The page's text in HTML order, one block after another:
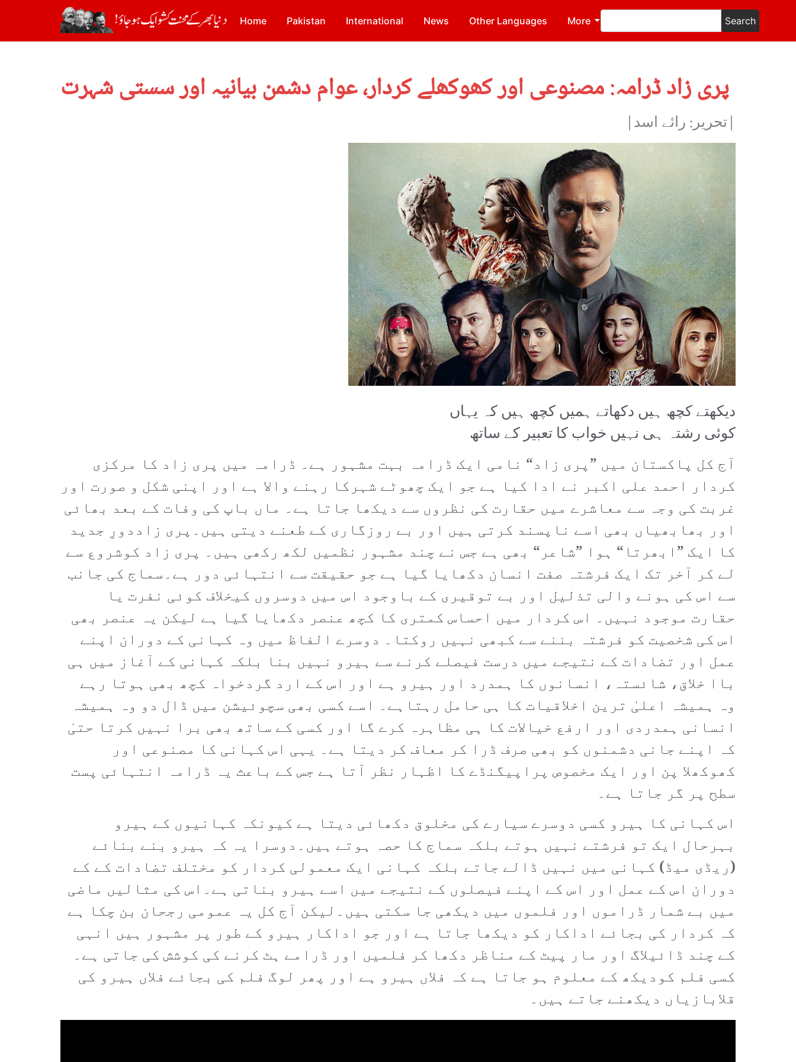
Home Pakistan International News Other Languages More Search
پری زاد ڈرامہ: مصنوعی اور کھوکھلے کردار، عوام دشمن بیانیہ اور سستی شہرت
|تحریر: رائے اسد|
دیکھتے کچھ ہیں دکھاتے ہمیں کچھ ہیں کہ یہاں
کوئی رشتہ ہی نہیں خواب کا تعبیر کے ساتھ
آج کل پاکستان میں ”پری زاد“ نامی ایک ڈرامہ بہت مشہور ہے۔ ڈرامہ میں پری زاد کا مرکزی
کردار احمد علی اکبر نے ادا کیا ہے جو ایک چھوٹے شہرکا رہنے والا ہے اور اپنی شکل و صورت اور
غربت کی وجہ سے معاشرے میں حقارت کی نظروں سے دیکھا جاتا ہے۔ ماں باپ کی وفات کے بعد بھائی
اور بھابھیاں بھی اسے ناپسند کرتی ہیں اور بے روزگاری کے طعنے دیتی ہیں۔پری زاددورِ جدید
کا ایک ”ابھرتا“ ہوا ”شاعر“ بھی ہے جس نے چند مشہور نظمیں لکھ رکھی ہیں۔ پری زاد کوشروع سے
لے کر آخر تک ایک فرشتہ صفت انسان دکھایا گیا ہے جو حقیقت سے انتہائی دور ہے۔سماج کی جانب
سے اس کی ہونے والی تذلیل اور بے توقیری کے باوجود اس میں دوسروں کیخلاف کوئی نفرت یا
حقارت موجود نہیں۔ اس کردار میں احساس کمتری کا کچھ عنصر دکھایا گیا ہے لیکن یہ عنصر بھی
اس کی شخصیت کو فرشتہ بننے سے کبھی نہیں روکتا۔ دوسرے الفاظ میں وہ کہانی کے دوران اپنے
عمل اور تضادات کے نتیجے میں درست فیصلے کرنے سے ہیرو نہیں بنا بلکہ کہانی کے آغاز میں ہی
باا خلاق، شائستہ، انسانوں کا ہمدرد اور ہیرو ہے اور اس کے ارد گردخواہ کچھ بھی ہوتا رہے
وہ ہمیشہ اعلیٰ ترین اخلاقیات کا ہی حامل رہتاہے۔ اسے کسی بھی سچوئیشن میں ڈال دو وہ ہمیشہ
انسانی ہمدردی اور ارفع خیالات کا ہی مظاہرہ کرے گا اور کسی کے ساتھ بھی برا نہیں کرتا حتیٰ
کہ اپنے جانی دشمنوں کو بھی صرف ڈرا کر معاف کر دیتا ہے۔ یہی اس کہانی کا مصنوعی اور
کھوکھلا پن اور ایک مخصوص پراپیگنڈے کا اظہار نظر آتا ہے جس کے باعث یہ ڈرامہ انتہائی پست
سطح پر گر جاتا ہے۔
اس کہانی کا ہیرو کسی دوسرے سیارے کی مخلوق دکھائی دیتا ہے کیونکہ کہانیوں کے ہیرو
بہرحال ایک تو فرشتے نہیں ہوتے بلکہ سماج کا حصہ ہوتے ہیں۔دوسرا یہ کہ ہیرو بنے بنائے
(ریڈی میڈ) کہانی میں نہیں ڈالے جاتے بلکہ کہانی ایک معمولی کردار کو مختلف تضادات کے کے
دوران اس کے عمل اور اس کے اپنے فیصلوں کے نتیجے میں اسے ہیرو بناتی ہے۔اس کی مثالیں ماضی
میں بے شمار ڈراموں اور فلموں میں دیکھی جا سکتی ہیں۔لیکن آج کل یہ عمومی رجحان بن چکا ہے
کہ کردار کی بجائے اداکار کو دیکھا جاتا ہے اور جو اداکار ہیرو کے طور پر مشہور ہیں انہی
کے چند ڈائیلاگ اور مار پیٹ کے مناظر دکھا کر فلمیں اور ڈرامے ہٹ کرنے کی کوشش کی جاتی ہے۔
کسی فلم کودیکھ کے معلوم ہو جاتا ہے کہ فلاں ہیرو ہے اور پھر لوگ فلم کی بجائے فلاں ہیرو کی
قلابازیاں دیکھنے جاتے ہیں۔